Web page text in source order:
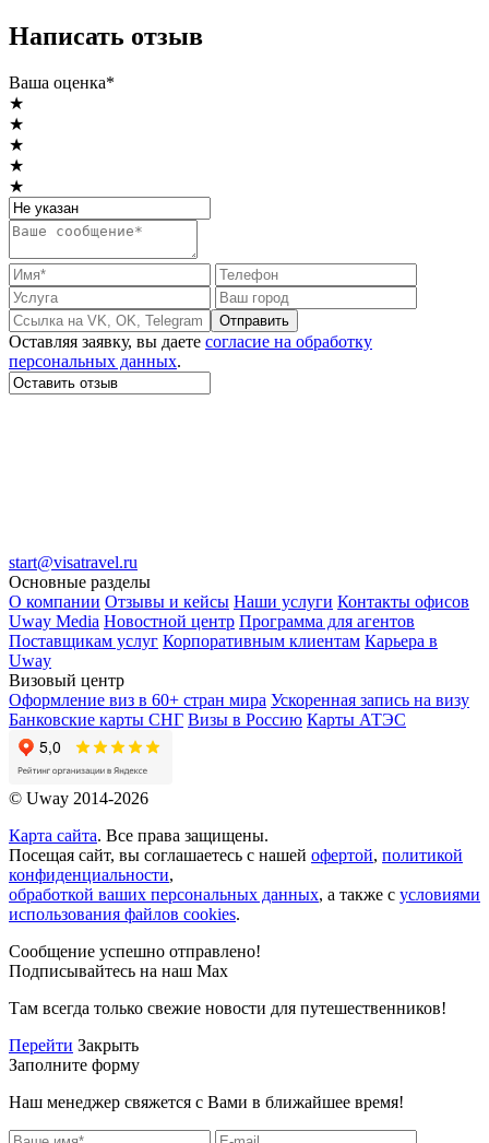
Написать отзыв
Ваша оценка*
★
★
★
★
★
Отправить
Оставляя заявку, вы даете согласие на обработку
персональных данных.
start@visatravel.ru
Основные разделы
О компании Отзывы и кейсы Наши услуги Контакты офисов
Uway Media Новостной центр Программа для агентов
Поставщикам услуг Корпоративным клиентам Карьера в
Uway
Визовый центр
Оформление виз в 60+ стран мира Ускоренная запись на визу
Банковские карты СНГ Визы в Россию Карты АТЭС
© Uway 2014-2026
Карта сайта. Все права защищены.
Посещая сайт, вы соглашаетесь с нашей офертой, политикой
конфиденциальности,
обработкой ваших персональных данных, а также с условиями
использования файлов cookies.
Сообщение успешно отправлено!
Подписывайтесь на наш Max
Там всегда только свежие новости для путешественников!
Перейти Закрыть
Заполните форму
Наш менеджер свяжется с Вами в ближайшее время!